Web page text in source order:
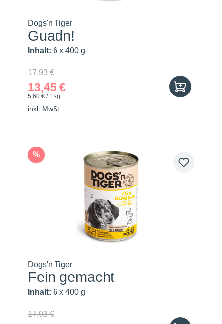
Dogs'n Tiger
Guadn!
Inhalt: 6 x 400 g
17,93 €
13,45 €
5,60 € / 1 kg
inkl. MwSt.
%
Dogs'n Tiger
Fein gemacht
Inhalt: 6 x 400 g
17,93 €